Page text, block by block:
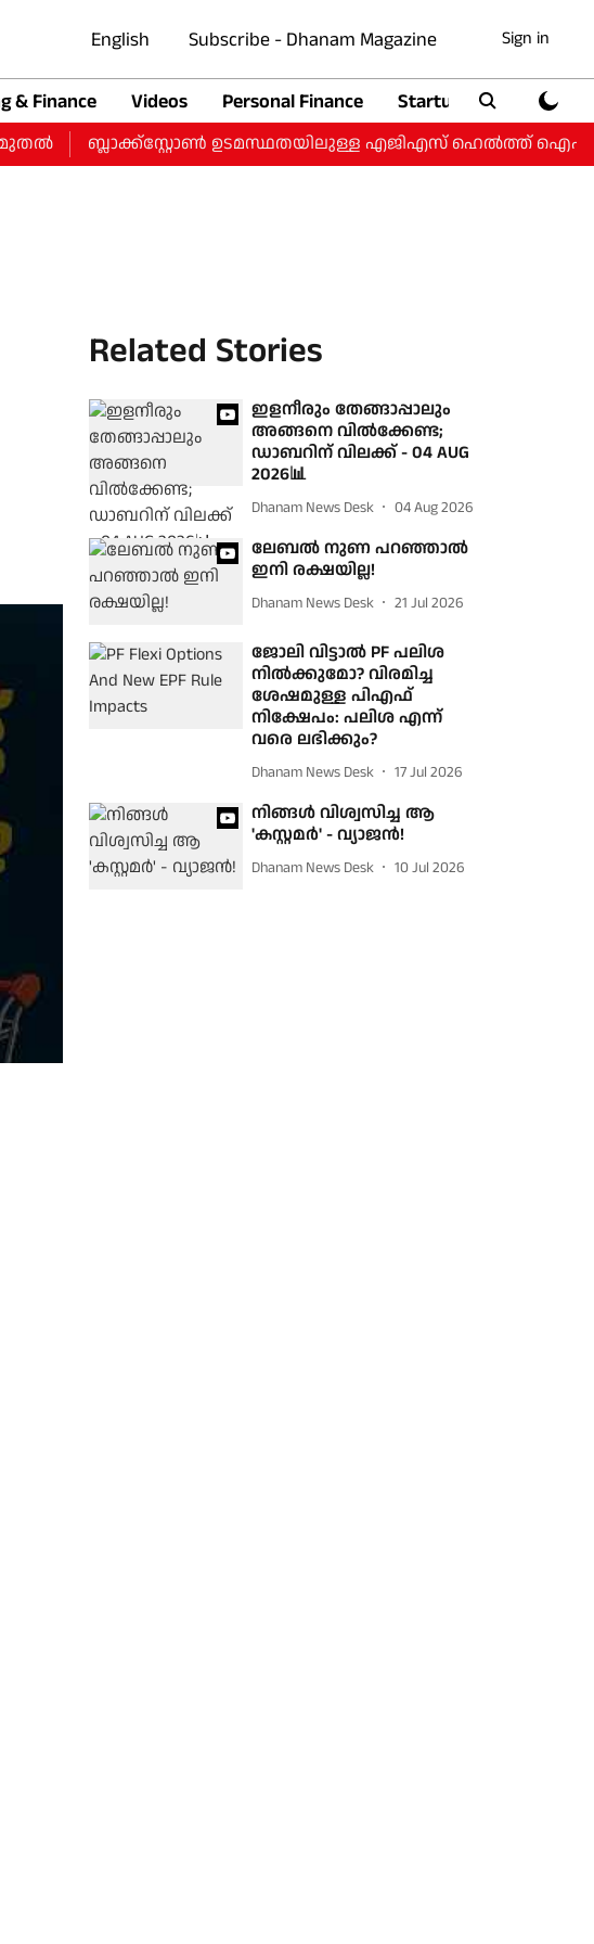
English Subscribe - Dhanam Magazine Sign in
& Finance Videos Personal Finance Startup
ബ്ലാക്ക്‌സ്റ്റോൺ ഉടമസ്ഥതയിലുള്ള എജിഎസ് ഹെൽത്ത്
Related Stories
ഇളനീരും തേങ്ങാപ്പാലും
അങ്ങനെ വില്‍ക്കേണ്ട;
ഡാബറിന് വിലക്ക് - 04 AUG
2026📊
Dhanam News Desk 04 Aug 2026
ലേബൽ നുണ പറഞ്ഞാൽ
ഇനി രക്ഷയില്ല!
Dhanam News Desk 21 Jul 2026
ജോലി വിട്ടാൽ PF പലിശ
നിൽക്കുമോ? വിരമിച്ച
ശേഷമുള്ള പിഎഫ്
നിക്ഷേപം: പലിശ എന്ന്
വരെ ലഭിക്കും?
Dhanam News Desk 17 Jul 2026
നിങ്ങൾ വിശ്വസിച്ച ആ
'കസ്റ്റമർ' - വ്യാജൻ!
Dhanam News Desk 10 Jul 2026